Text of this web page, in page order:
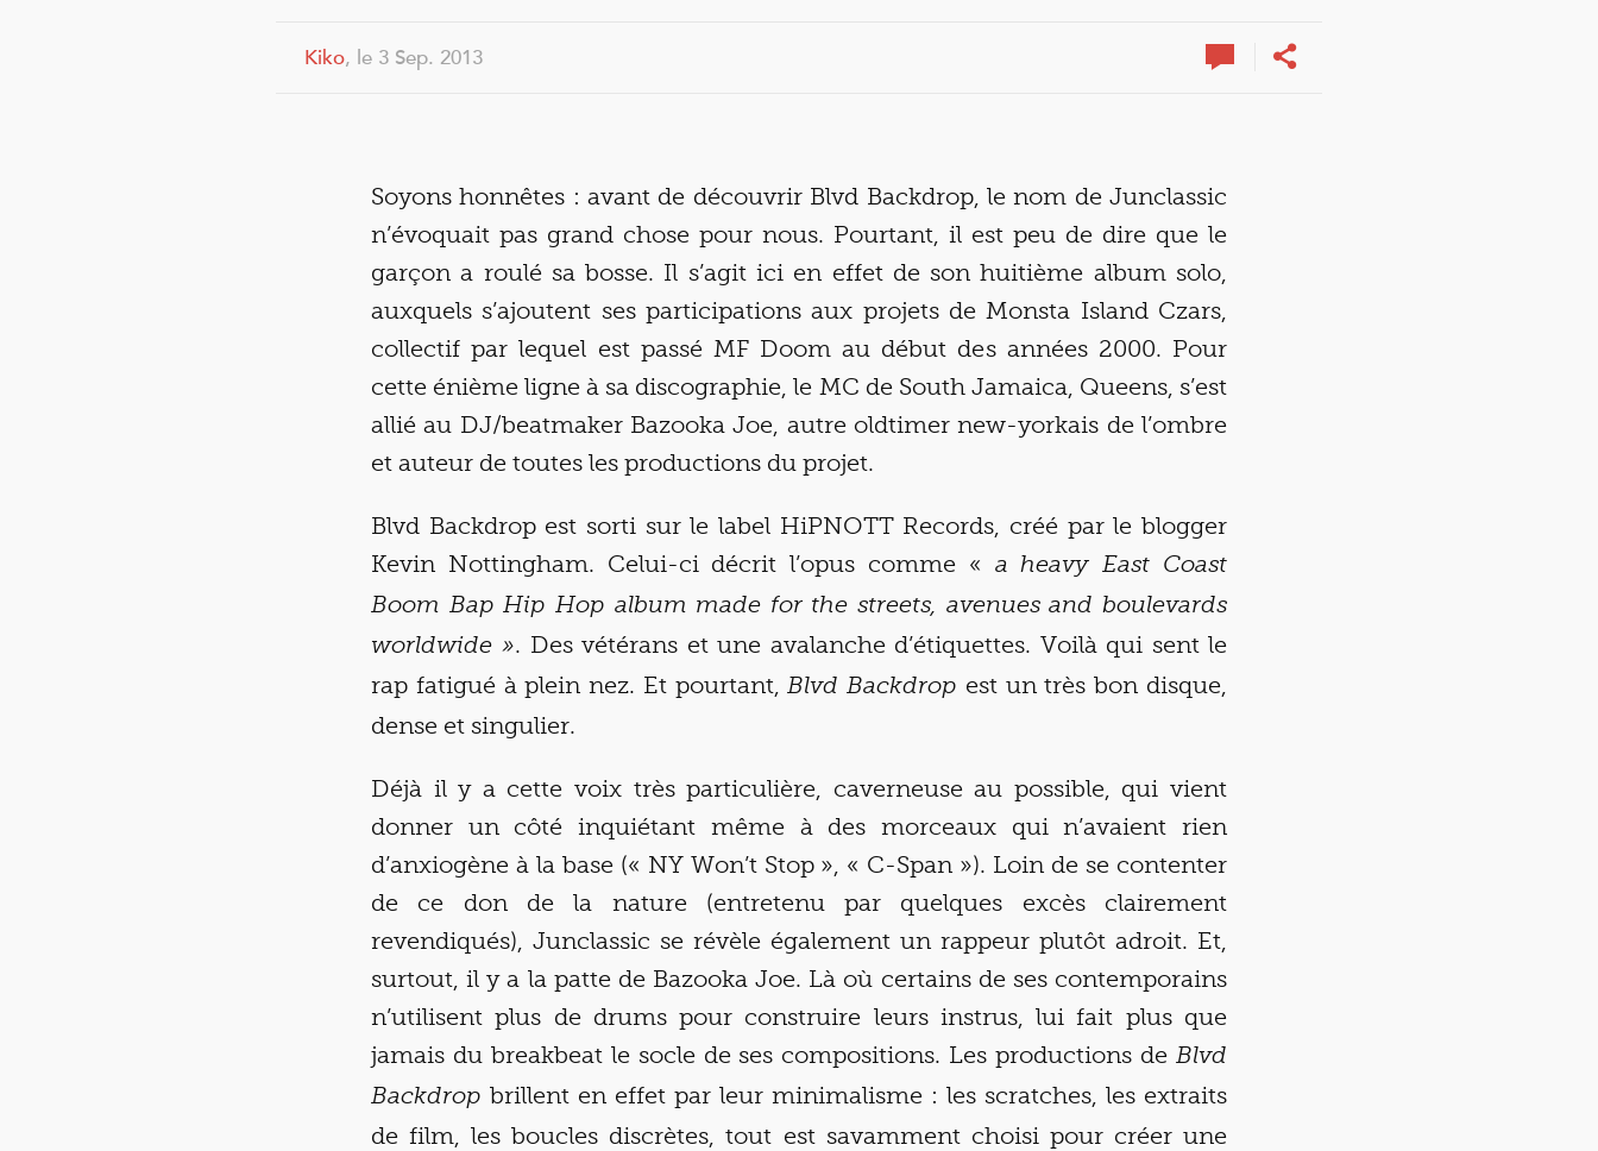
Kiko, le 3 Sep. 2013
Soyons honnêtes : avant de découvrir Blvd Backdrop, le nom de Junclassic
n’évoquait pas grand chose pour nous. Pourtant, il est peu de dire que le
garçon a roulé sa bosse. Il s’agit ici en effet de son huitième album solo,
auxquels s’ajoutent ses participations aux projets de Monsta Island Czars,
collectif par lequel est passé MF Doom au début des années 2000. Pour
cette énième ligne à sa discographie, le MC de South Jamaica, Queens, s’est
allié au DJ/beatmaker Bazooka Joe, autre oldtimer new-yorkais de l’ombre
et auteur de toutes les productions du projet.
Blvd Backdrop est sorti sur le label HiPNOTT Records, créé par le blogger
Kevin Nottingham. Celui-ci décrit l’opus comme «
a heavy East Coast
Boom Bap Hip Hop album made for the streets, avenues and boulevards
worldwide ». Des vétérans et une avalanche d’étiquettes. Voilà qui sent le
rap fatigué à plein nez. Et pourtant,Blvd Backdrop est un très bon disque,
dense et singulier.
Déjà il y a cette voix très particulière, caverneuse au possible, qui vient
donner un côté inquiétant même à des morceaux qui n’avaient rien
d’anxiogène à la base (« NY Won’t Stop », « C-Span »). Loin de se contenter
de ce don de la nature (entretenu par quelques excès clairement
revendiqués), Junclassic se révèle également un rappeur plutôt adroit. Et,
surtout, il y a la patte de Bazooka Joe. Là où certains de ses contemporains
n’utilisent plus de drums pour construire leurs instrus, lui fait plus que
jamais du breakbeat le socle de ses compositions. Les productions de Blvd
Backdrop brillent en effet par leur minimalisme : les scratches, les extraits
de film, les boucles discrètes, tout est savamment choisi pour créer une